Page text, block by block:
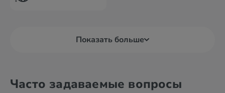
Показать больше
Часто задаваемые вопросы